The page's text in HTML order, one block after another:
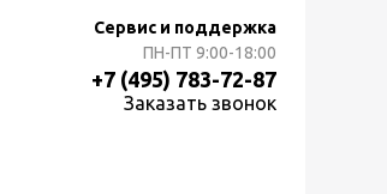
Сервис и поддержка
ПН-ПТ 9:00-18:00
+7 (495) 783-72-87
Заказать звонок